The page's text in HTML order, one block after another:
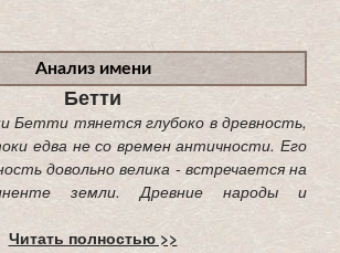
Анализ имени
Бетти
Бетти тянется глубоко в древность,
едва не со времен античности. Его
довольно велика - встречается на
земли. Древние народы и
Читать полностью >>